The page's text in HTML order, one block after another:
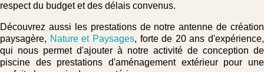
respect du budget et des délais convenus.
Découvrez aussi les prestations de notre antenne de création
paysagère, Nature et Paysages, forte de 20 ans d'expérience,
qui nous permet d'ajouter à notre activité de conception de
piscine des prestations d'aménagement extérieur pour une